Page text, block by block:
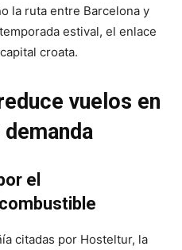
la ruta entre Barcelona y
estival, el enlace
croata.
vuelos en
el
citadas por Hosteltur, la